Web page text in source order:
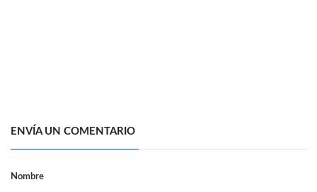
ENVÍA UN COMENTARIO
Nombre